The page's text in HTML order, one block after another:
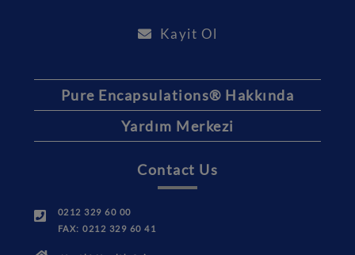
Kayit Ol
Pure Encapsulations® Hakkında
Yardım Merkezi
Contact Us
0212 329 60 00
FAX: 0212 329 60 41